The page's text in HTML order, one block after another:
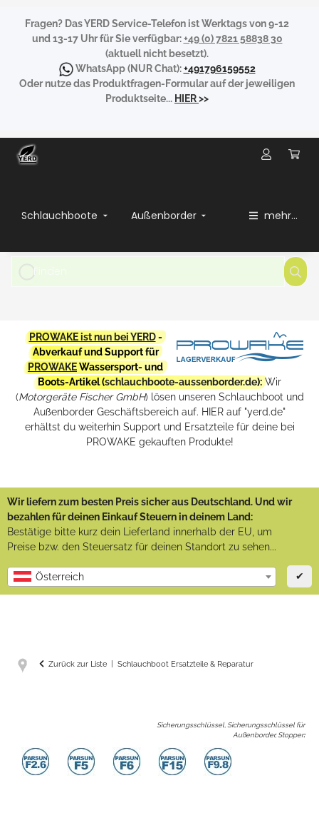
Fragen? Das YERD Service-Telefon ist Werktags von 9-12
und 13-17 Uhr für Sie verfügbar:+49 (0) 7821 58838 30
(aktuell nicht besetzt).
WhatsApp(NUR Chat):+491796159552
Oder nutze das Produktfragen-Formular auf der jeweiligen
Produktseite... HIER>>
Schlauchboote Außenborder mehr...
PROWAKE ist nun bei YERD-
Abverkauf und Support für
PROWAKEWassersport- und
Boots-Artikel (schlauchboote-aussenborder.de): Wir
(Motorgeräte Fischer GmbH) lösen unseren Schlauchboot und
Außenborder Geschäftsbereich auf. HIER auf "yerd.de"
erhältst du weiterhin Support und Ersatzteile für deine bei
PROWAKE gekauften Produkte!
Wir liefern zum besten Preis sicher aus Deutschland. Und wir
bezahlen für deinen Einkauf Steuern in deinem Land:
Bestätige bitte kurz dein Lieferland innerhalb der EU, um
Preise bzw. den Steuersatz für deinen Standort zu sehen...
Österreich ✔
Zurück zur Liste Schlauchboot Ersatzteile & Reparatur
Sicherungsschlüssel, Sicherungsschlüssel für
Außenborder, Stopper: